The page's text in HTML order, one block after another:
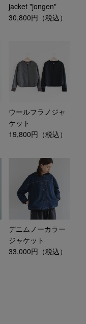
jacket "jongen"
30,800円（税込）
ウールフラノジャ
ケット
19,800円（税込）
デニムノーカラー
ジャケット
33,000円（税込）